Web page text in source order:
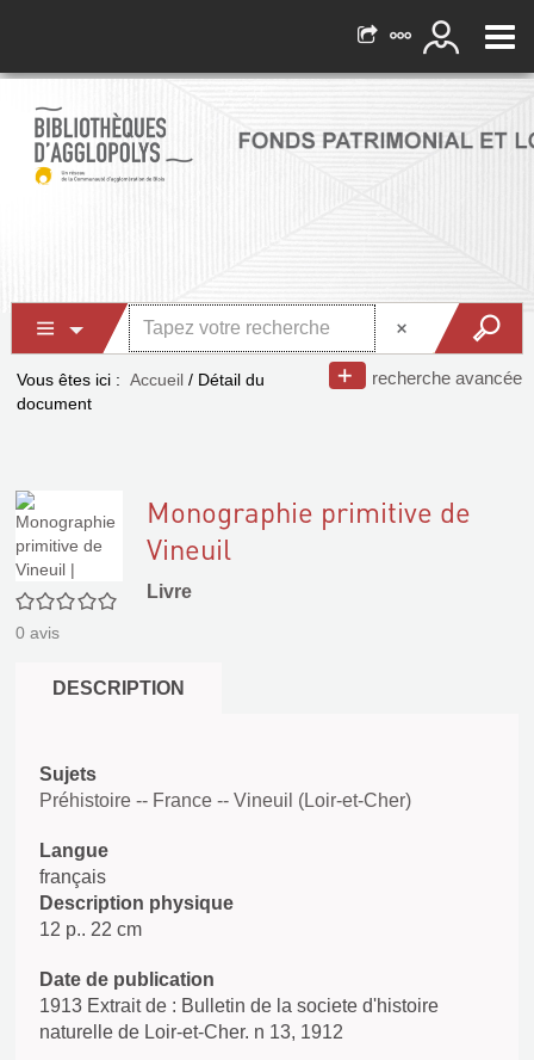
recherche avancée
Vous êtes ici : Accueil / Détail du
document
0/5
0 avis
Monographie primitive de
Vineuil
Livre
DESCRIPTION
Sujets
Préhistoire -- France -- Vineuil (Loir-et-Cher)
Langue
français
Description physique
12 p.. 22 cm
Date de publication
1913 Extrait de : Bulletin de la societe d'histoire
naturelle de Loir-et-Cher. n 13, 1912